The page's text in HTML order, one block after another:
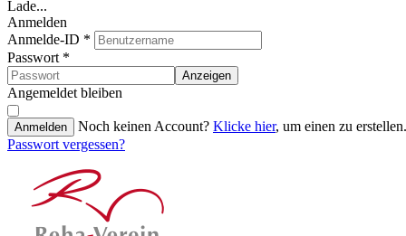
Lade...
Anmelden
Anmelde-ID *
Passwort*
Anzeigen
Angemeldet bleiben
Anmelden Noch keinen Account? Klicke hier, um einen zu erstellen.
Passwort vergessen?